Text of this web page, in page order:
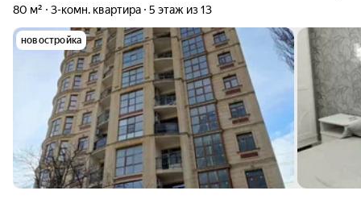
80 м² 3-комн. квартира 5 этаж из 13
новостройка